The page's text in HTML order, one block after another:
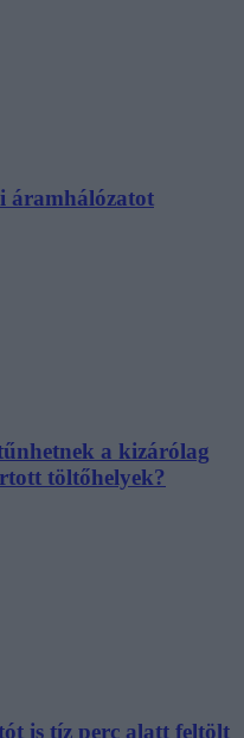
áramhálózatot
a kizárólag
töltőhelyek?
is tíz perc alatt feltölt